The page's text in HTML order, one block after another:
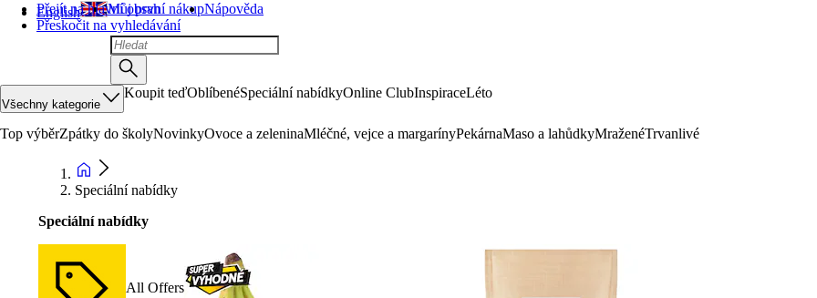
Přejít na hlavní obsah
Přeskočit na vyhledávání
English Můj první nákupNápověda
Všechny kategorie
Koupit teďOblíbenéSpeciální nabídkyOnline ClubInspiraceLéto
Top výběrZpátky do školyNovinkyOvoce a zeleninaMléčné, vejce a margarínyPekárnaMaso a lahůdkyMraženéTrvanlivé
Speciální nabídky
Speciální nabídky
All Offers